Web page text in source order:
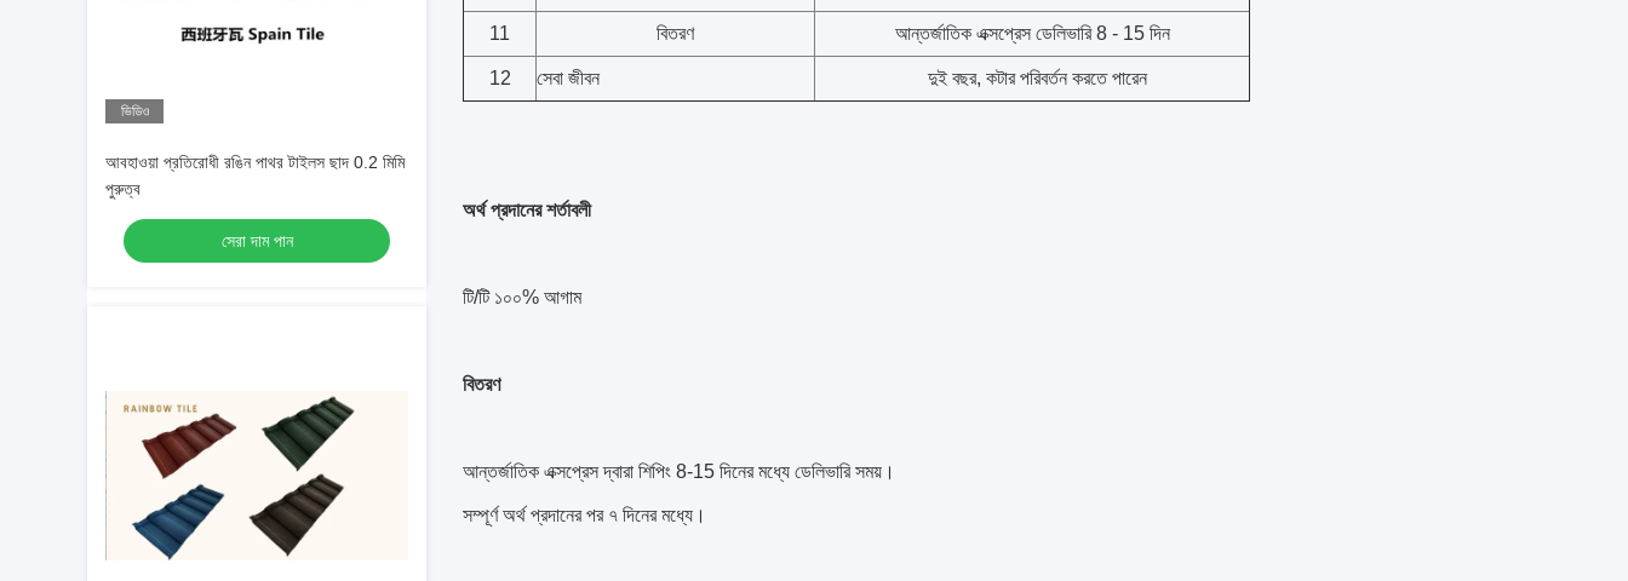
ভিডিও
আবহাওয়া প্রতিরোধী রঙিন পাথর টাইলস ছাদ 0.2 মিমি
পুরুত্ব
সেরা দাম পান
11 বিতরণ আন্তর্জাতিক এক্সপ্রেস ডেলিভারি 8 - 15 দিন
12 সেবা জীবন দুই বছর, কটার পরিবর্তন করতে পারেন
অর্থ প্রদানের শর্তাবলী
টি/টি ১০০% আগাম
বিতরণ
আন্তর্জাতিক এক্সপ্রেস দ্বারা শিপিং 8-15 দিনের মধ্যে ডেলিভারি সময়।
সম্পূর্ণ অর্থ প্রদানের পর ৭ দিনের মধ্যে।